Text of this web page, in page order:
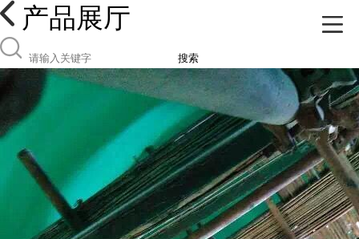
产品展厅
搜索